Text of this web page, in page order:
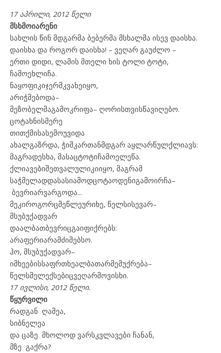
17 აპრილი, 2012 წელი
მსხმოიარენი
სახლის წინ მდგარმა ბებერმა მსხალმა ისევ დაისხა.
დაისხა და როგორ დაისხა! – ვეღარ გაუძლო –
ერთი დიდი, ლამის მთელი ხის ტოლი ტოტი,
ჩამოეხლიჩა.
ნაყოფიკიჯერმკვახეიყო,
არიჭმებოდა–
მეზობელმაგამოკრიფა– ღორისთვისწავიღებო.
ცოტახნისმერე
თითქმისასემოუვიდა
ახალგაზრდა, ჭიშკართანმდგარ აყლარწულქლიავს:
მაგრადესხა, მასაცტოტიჩამოელეწა.
ქლიავებიშეთვალულიკიიყო, მაგრამ
საჭმელადდასასიამოდცოტაოდენიგამოირჩა–
ბევრიარვარგოდა...
მეკიროგორცმეწლეურიხე, წელსისევარ–
მსუბუქადვარ
დაალბათბევრიცგაიფიქრებს:
არაფერიარამძიმებსო.
ჰო, მსუბუქადვარ–
იმხეებისსაფრთხეალბათარმემუქრება–
წელსმელექსებიცვეღარმოვისხი.
17 ივლისი, 2012 წელი.
წყურვილი
რადგან ღამეა,
სიბნელეა
და ცაზე მხოლოდ ვარსკვლავები ჩანან,
მზე გაქრა?